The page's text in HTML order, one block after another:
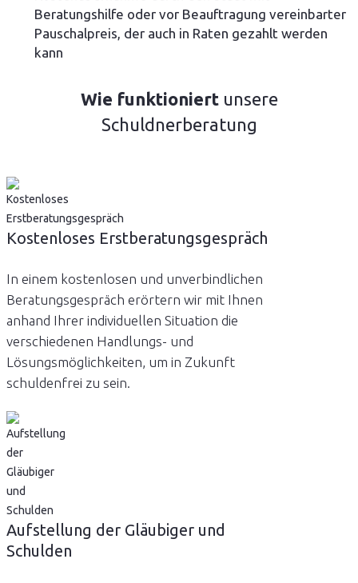
Beratungshilfe oder vor Beauftragung vereinbarter
Pauschalpreis, der auch in Raten gezahlt werden
kann
Wie funktioniertunsere
Schuldnerberatung
Kostenloses Erstberatungsgespräch
In einem kostenlosen und unverbindlichen
Beratungsgespräch erörtern wir mit Ihnen
anhand Ihrer individuellen Situation die
verschiedenen Handlungs- und
Lösungsmöglichkeiten, um in Zukunft
schuldenfrei zu sein.
Aufstellung der Gläubiger und
Schulden